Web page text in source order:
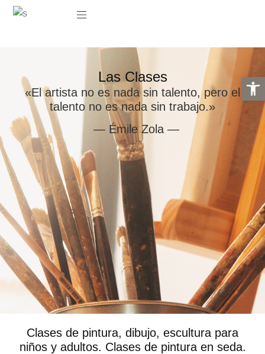
Abrir
Las Clases
«El artista no es nada sin talento, pero el
talento no es nada sin trabajo.»
— Émile Zola —
Clases de pintura, dibujo, escultura para
niños y adultos. Clases de pintura en seda.